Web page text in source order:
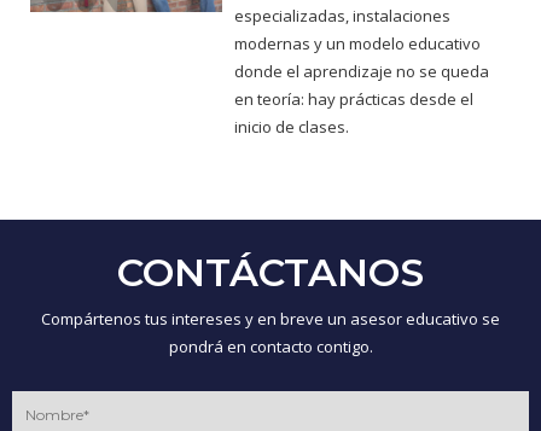
especializadas, instalaciones
modernas y un modelo educativo
donde el aprendizaje no se queda
en teoría: hay prácticas desde el
inicio de clases.
CONTÁCTANOS
Compártenos tus intereses y en breve un asesor educativo se
pondrá en contacto contigo.